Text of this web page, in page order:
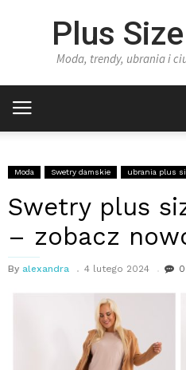
Plus
Moda, trendy, ubrania i
Moda Swetry damskie ubrania plus
Swetry plus
– zobacz
By alexandra 4 lutego 2024 0